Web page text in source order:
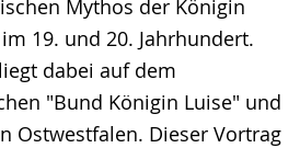
Mythos der Königin
19. und 20. Jahrhundert.
dabei auf dem
"Bund Königin Luise" und
Ostwestfalen. Dieser Vortrag